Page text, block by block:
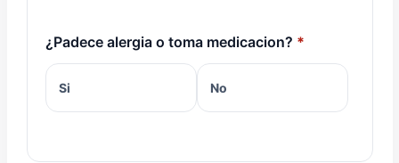
¿Padece alergia o toma medicacion?
Si No